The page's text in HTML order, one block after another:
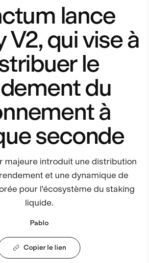
lance
V2, qui vise à
le
du
à
seconde
majeure introduit une distribution
et une dynamique de
pour l'écosystème du staking
liquide.
Pablo
Copier le lien